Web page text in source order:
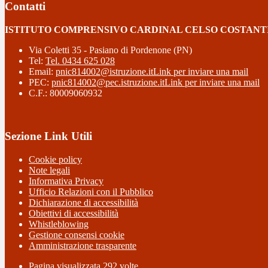
Contatti
ISTITUTO COMPRENSIVO CARDINAL CELSO
Via Coletti 35 - Pasiano di Pordenone (PN)
Tel: Tel. 0434 625 028
Email: pnic814002@istruzione.itLink per inviare una mail
PEC: pnic814002@pec.istruzione.itLink per inviare una mail
C.F.: 80009060932
Sezione Link Utili
Cookie policy
Note legali
Informativa Privacy
Ufficio Relazioni con il Pubblico
Dichiarazione di accessibilità
Obiettivi di accessibilità
Whistleblowing
Gestione consensi cookie
Amministrazione trasparente
Pagina visualizzata 292 volte